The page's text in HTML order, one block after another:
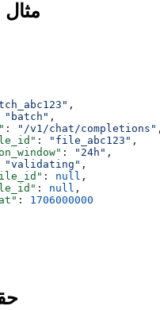
مثال
,
"batch" ,
: "/v1/chat/completions" ,
: "file_abc123" ,
: "24h" ,
"validating" ,
: null ,
: null ,
: 1706000000